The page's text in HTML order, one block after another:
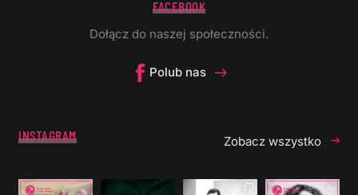
FACEBOOK
Dołącz do naszej społeczności.
Polub nas
INSTAGRAM Zobacz wszystko